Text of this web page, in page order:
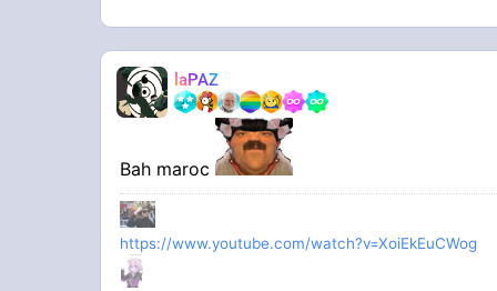
laPAZ
Bah maroc
https://www.youtube.com/watch?v=XoiEkEuCWog